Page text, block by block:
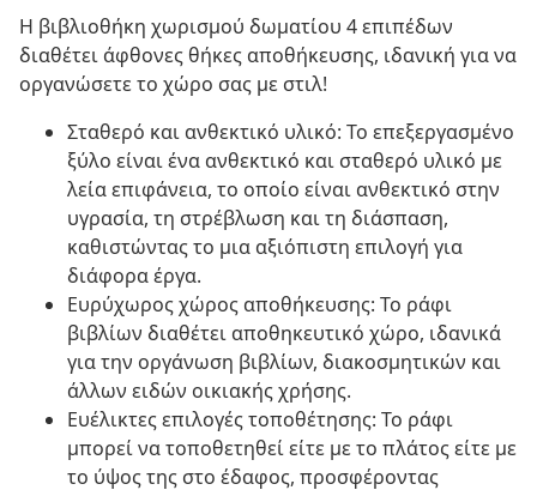
Η βιβλιοθήκη χωρισμού δωματίου 4 επιπέδων
διαθέτει άφθονες θήκες αποθήκευσης, ιδανική για να
οργανώσετε το χώρο σας με στιλ!
Σταθερό και ανθεκτικό υλικό: Το επεξεργασμένο
ξύλο είναι ένα ανθεκτικό και σταθερό υλικό με
λεία επιφάνεια, το οποίο είναι ανθεκτικό στην
υγρασία, τη στρέβλωση και τη διάσπαση,
καθιστώντας το μια αξιόπιστη επιλογή για
διάφορα έργα.
Ευρύχωρος χώρος αποθήκευσης: Το ράφι
βιβλίων διαθέτει αποθηκευτικό χώρο, ιδανικά
για την οργάνωση βιβλίων, διακοσμητικών και
άλλων ειδών οικιακής χρήσης.
Ευέλικτες επιλογές τοποθέτησης: Το ράφι
μπορεί να τοποθετηθεί είτε με το πλάτος είτε με
το ύψος της στο έδαφος, προσφέροντας